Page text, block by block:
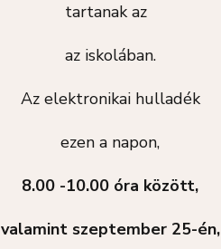
tartanak az
az iskolában.
Az elektronikai hulladék
ezen a napon,
8.00 -10.00 óra között,
valamint szeptember 25-én,